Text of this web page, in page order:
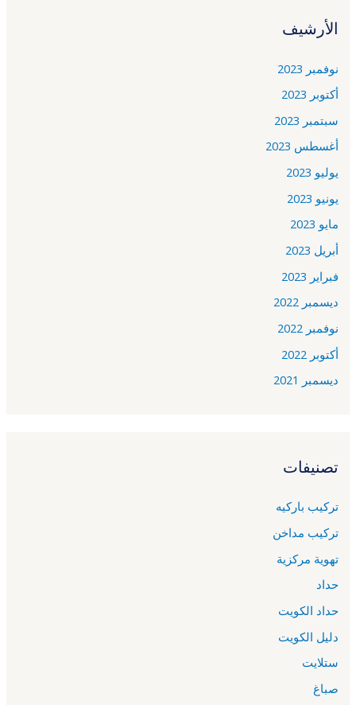
الأرشيف
نوفمبر 2023
أكتوبر 2023
سبتمبر 2023
أغسطس 2023
يوليو 2023
يونيو 2023
مايو 2023
أبريل 2023
فبراير 2023
ديسمبر 2022
نوفمبر 2022
أكتوبر 2022
ديسمبر 2021
تصنيفات
تركيب باركيه
تركيب مداخن
تهوية مركزية
حداد
حداد الكويت
دليل الكويت
ستلايت
صباغ